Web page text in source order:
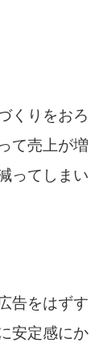
くりをおろ
て売上が増
ってしまい
告をはずす
安定感にか